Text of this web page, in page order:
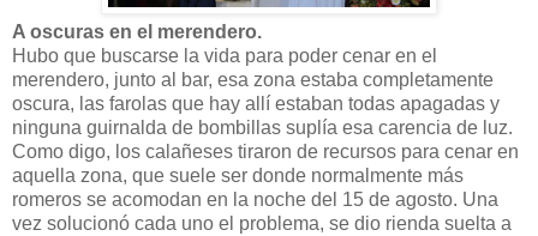
A oscuras en el merendero.
Hubo que buscarse la vida para poder cenar en el
merendero, junto al bar, esa zona estaba completamente
oscura, las farolas que hay allí estaban todas apagadas y
ninguna guirnalda de bombillas suplía esa carencia de luz.
Como digo, los calañeses tiraron de recursos para cenar en
aquella zona, que suele ser donde normalmente más
romeros se acomodan en la noche del 15 de agosto. Una
vez solucionó cada uno el problema, se dio rienda suelta a